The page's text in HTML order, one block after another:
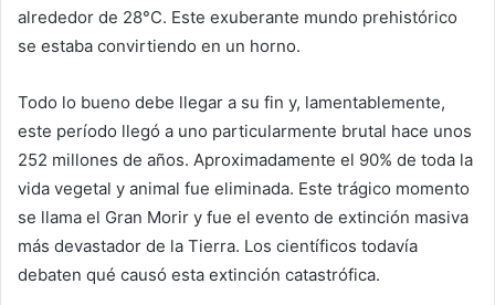
alrededor de 28°C. Este exuberante mundo prehistórico
se estaba convirtiendo en un horno.
Todo lo bueno debe llegar a su fin y, lamentablemente,
este período llegó a uno particularmente brutal hace unos
252 millones de años. Aproximadamente el 90% de toda la
vida vegetal y animal fue eliminada. Este trágico momento
se llama el Gran Morir y fue el evento de extinción masiva
más devastador de la Tierra. Los científicos todavía
debaten qué causó esta extinción catastrófica.